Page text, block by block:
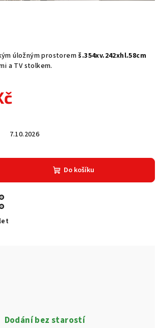
úložným prostoremš.354xv.242xhl.58cm
a TV stolkem.
7.10.2026
Do košíku
Dodání bez starostí